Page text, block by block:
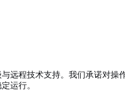
远程技术支持。我们承诺对操
运行。